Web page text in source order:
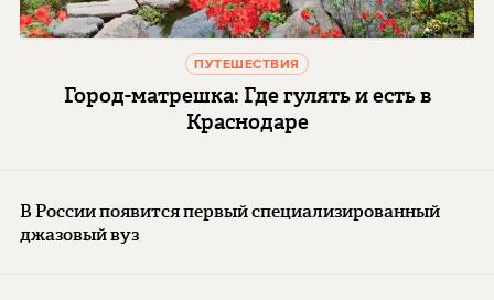
ПУТЕШЕСТВИЯ
Город-матрешка: Где гулять и есть в
Краснодаре
В России появится первый специализированный
джазовый вуз